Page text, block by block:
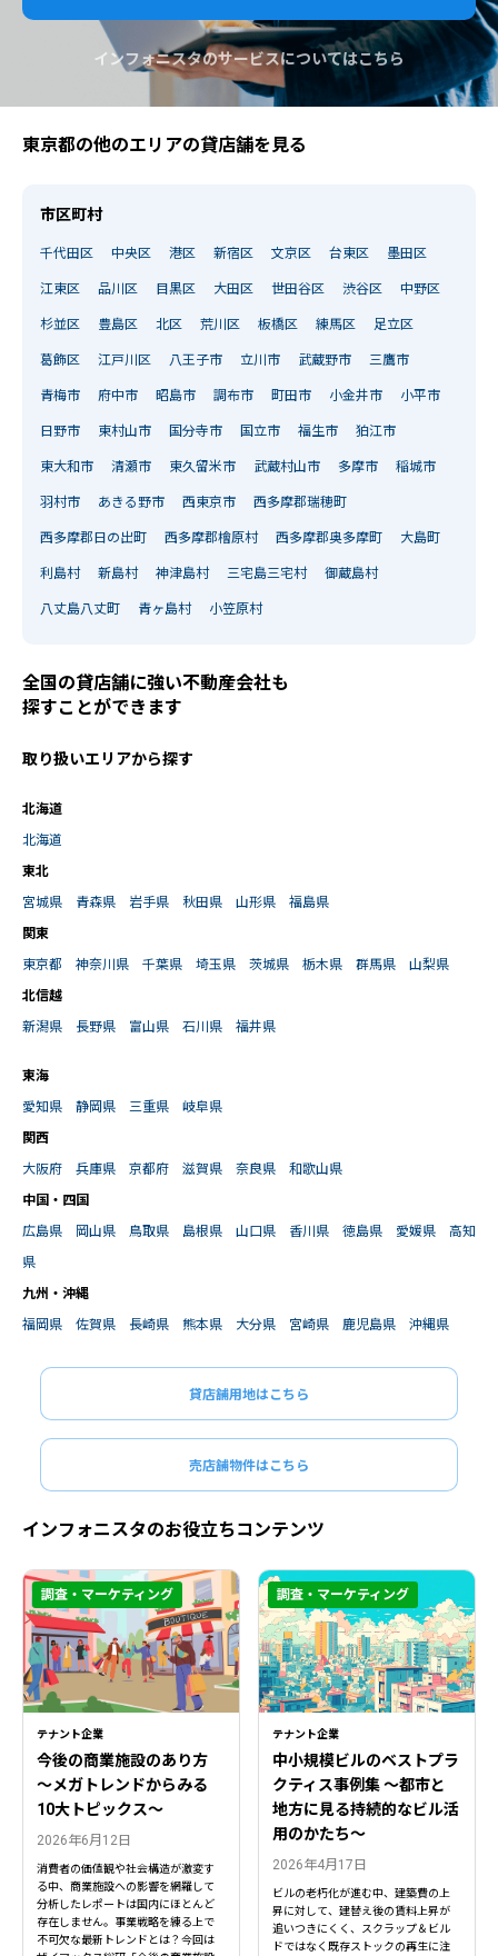
インフォニスタのサービスについてはこちら
東京都の他のエリアの貸店舗を見る
市区町村
千代田区 中央区 港区 新宿区 文京区 台東区 墨田区
江東区 品川区 目黒区 大田区 世田谷区 渋谷区 中野区
杉並区 豊島区 北区 荒川区 板橋区 練馬区 足立区
葛飾区 江戸川区 八王子市 立川市 武蔵野市 三鷹市
青梅市 府中市 昭島市 調布市 町田市 小金井市 小平市
日野市 東村山市 国分寺市 国立市 福生市 狛江市
東大和市 清瀬市 東久留米市 武蔵村山市 多摩市 稲城市
羽村市 あきる野市 西東京市 西多摩郡瑞穂町
西多摩郡日の出町 西多摩郡檜原村 西多摩郡奥多摩町 大島町
利島村 新島村 神津島村 三宅島三宅村 御蔵島村
八丈島八丈町 青ヶ島村 小笠原村
全国の貸店舗に強い不動産会社も
探すことができます
取り扱いエリアから探す
北海道
北海道
東北
宮城県
青森県 岩手県 秋田県 山形県
福島県
関東
東京都
神奈川県 千葉県 埼玉県 茨城県 栃木県 群馬県
山梨県
北信越
新潟県
長野県 富山県 石川県 福井県
東海
愛知県
静岡県 三重県
岐阜県
関西
大阪府
兵庫県 京都府 滋賀県 奈良県
和歌山県
中国・四国
広島県
岡山県 鳥取県 島根県 山口県 香川県 徳島県 愛媛県
高知
県
九州・沖縄
福岡県
佐賀県 長崎県 熊本県 大分県 宮崎県 鹿児島県 沖縄県
貸店舗用地はこちら
売店舗物件はこちら
インフォニスタのお役立ちコンテンツ
テナント企業
今後の商業施設のあり方
〜メガトレンドからみる
10大トピックス〜
2026年6月12日
消費者の価値観や社会構造が激変す
る中、商業施設への影響を網羅して
分析したレポートは国内にほとんど
存在しません。事業戦略を練る上で
不可欠な最新トレンドとは？今回は
調査・マーケティング
テナント企業
中小規模ビルのベストプラ
クティス事例集 ～都市と
地方に見る持続的なビル活
用のかたち～
2026年4月17日
ビルの老朽化が進む中、建築費の上
昇に対して、建替え後の賃料上昇が
追いつきにくく、スクラップ＆ビル
ドではなく既存ストックの再生に注
調査・マーケティング